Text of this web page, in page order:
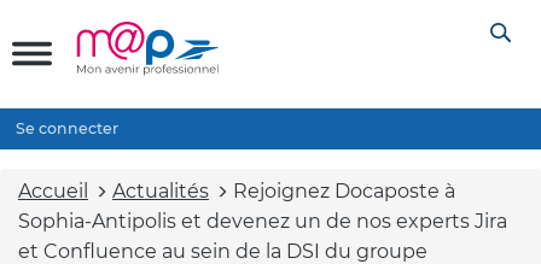
Se connecter
Accueil Actualités
Rejoignez Docaposte à
Sophia-Antipolis et devenez un de nos experts Jira
et Confluence au sein de la DSI du groupe